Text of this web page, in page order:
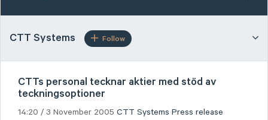
CTT Systems Follow
CTTs personal tecknar aktier med stöd av
teckningsoptioner
14:20 / 3 November 2005 CTT Systems Press release